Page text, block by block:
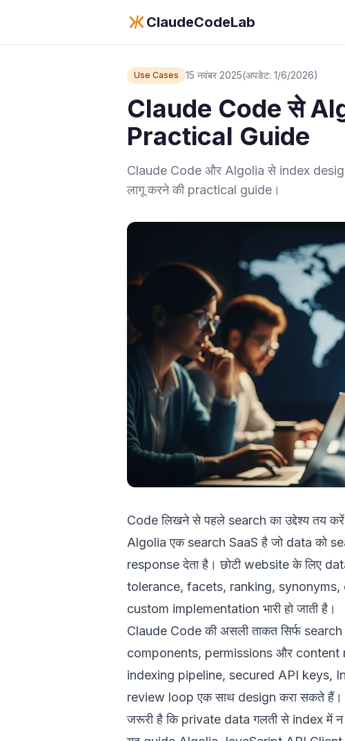
ClaudeCodeLab
Use Cases 15 नवंबर 2025(अपडेट: 1/6/2026)
Claude Code से
Practical Guide
Claude Code और Algolia से index
लागू करने की practical guide।
Code लिखने से पहले search का उद्देश्य तय करें
Algolia एक search SaaS है जो data को
response देता है। छोटी website के लिए
tolerance, facets, ranking,
custom implementation भारी हो जाती है।
Claude Code की असली ताकत सिर्फ
components, permissions और content
indexing pipeline, secured API keys,
review loop एक साथ design करा सकते हैं।
जरूरी है कि private data गलती से index में न